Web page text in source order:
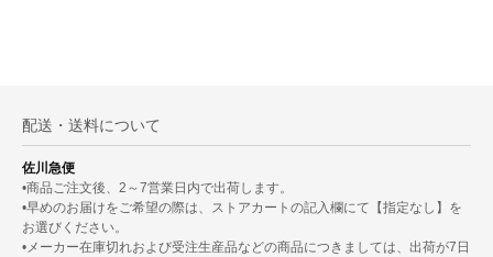
配送・送料について
佐川急便
•商品ご注文後、2～7営業日内で出荷します。
•早めのお届けをご希望の際は、ストアカートの記入欄にて【指定なし】を
お選びください。
•メーカー在庫切れおよび受注生産品などの商品につきましては、出荷が7日